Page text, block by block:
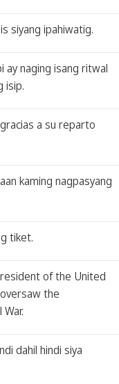
siyang ipahiwatig.
ay naging isang ritwal
isip.
a su reparto
kaming nagpasyang
tiket.
of the United
the
dahil hindi siya